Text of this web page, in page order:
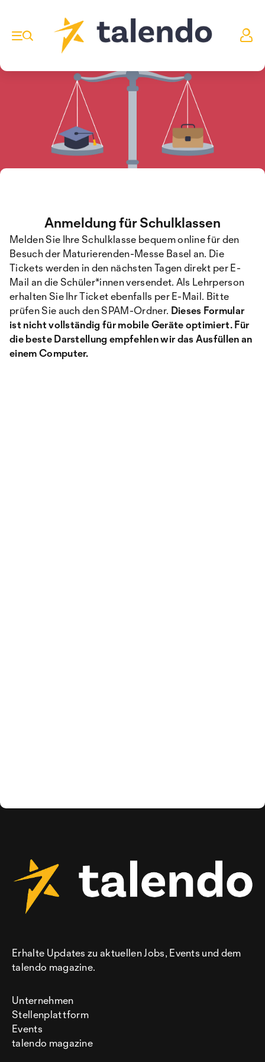
Anmeldung für Schulklassen
Melden Sie Ihre Schulklasse bequem online für den
Besuch der Maturierenden-Messe Basel an. Die
Tickets werden in den nächsten Tagen direkt per E-
Mail an die Schüler*innen versendet. Als Lehrperson
erhalten Sie Ihr Ticket ebenfalls per E-Mail. Bitte
prüfen Sie auch den SPAM-Ordner. Dieses Formular
ist nicht vollständig für mobile Geräte optimiert. Für
die beste Darstellung empfehlen wir das Ausfüllen an
einem Computer.
Erhalte Updates zu aktuellen Jobs, Events und dem
talendo magazine.
Unternehmen
Stellenplattform
Events
talendo magazine